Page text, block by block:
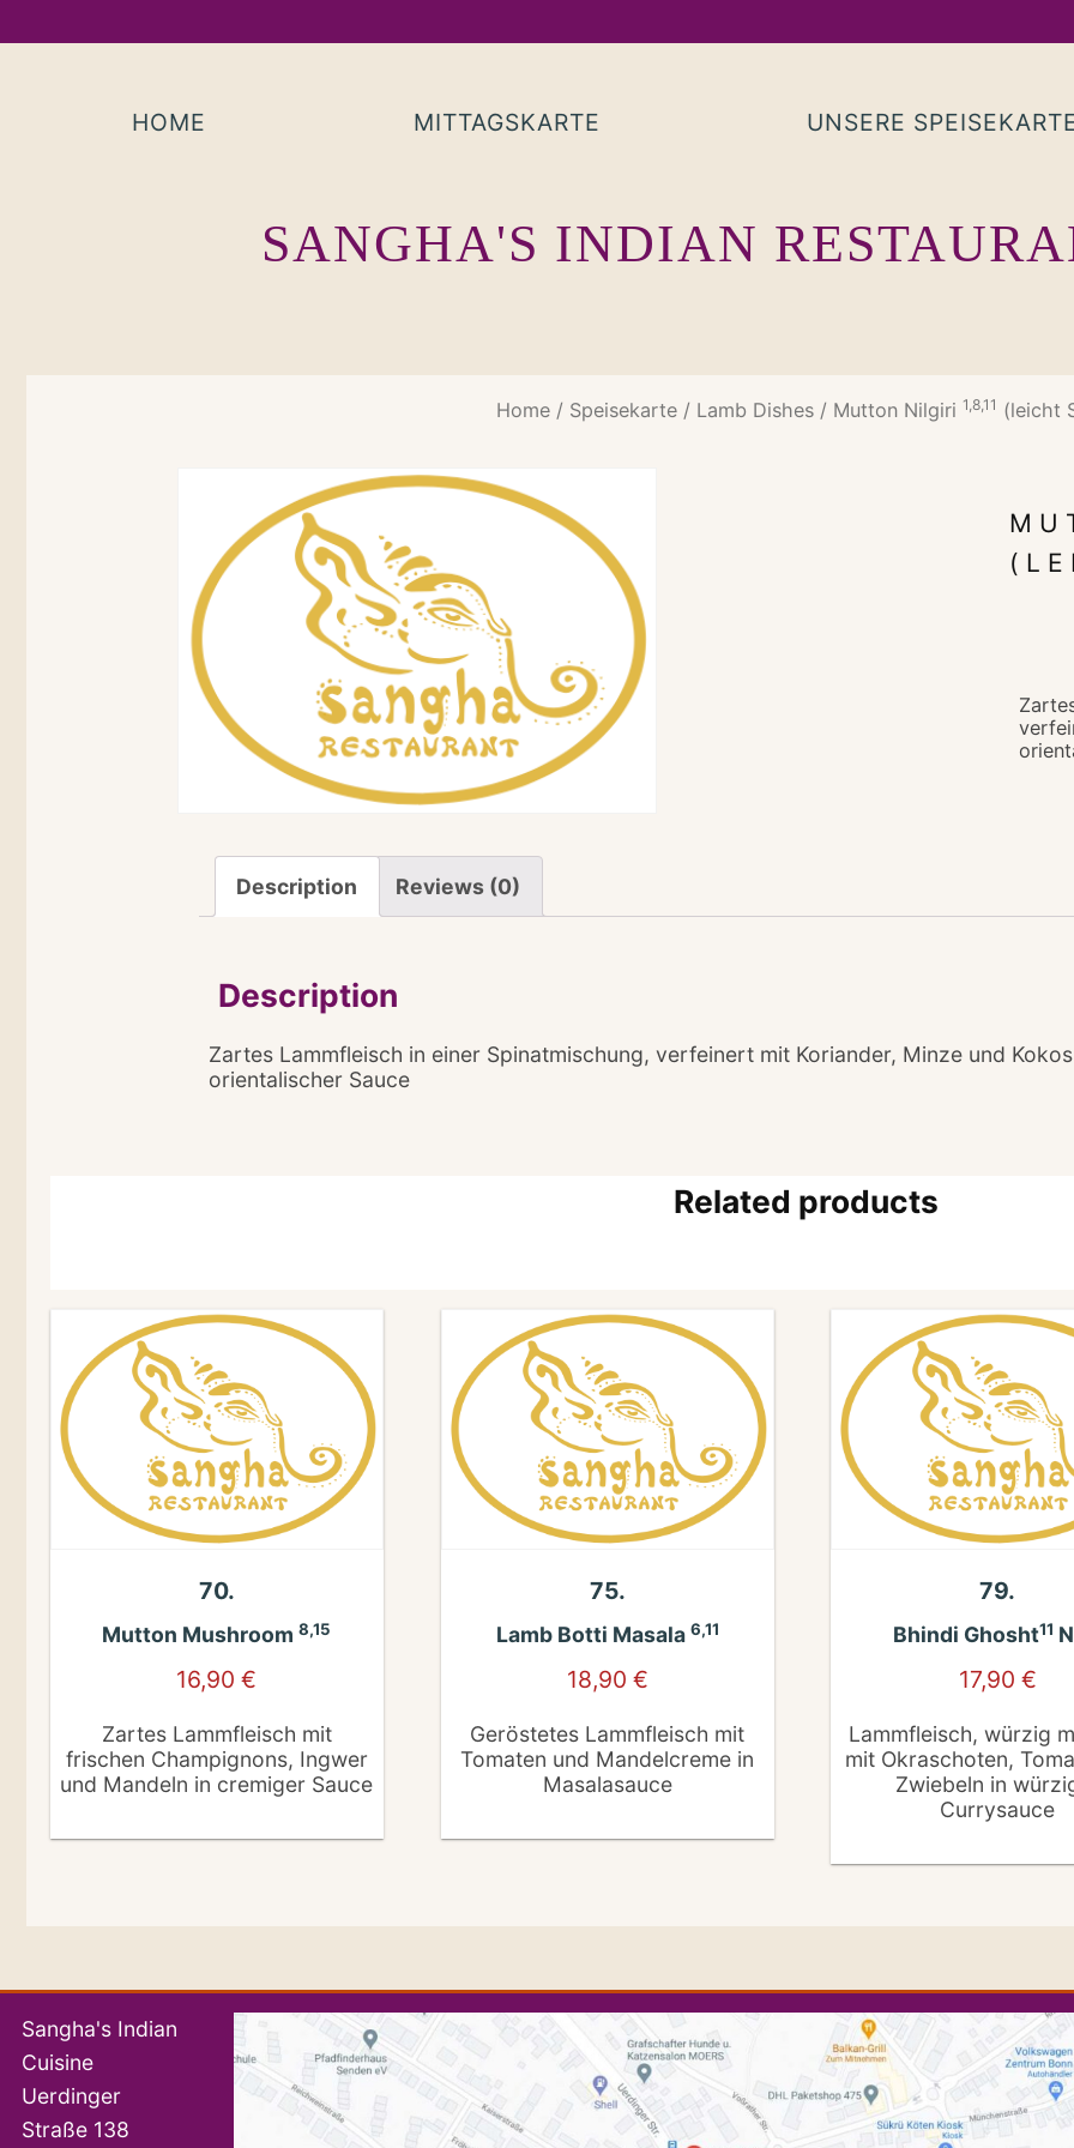
to
HOME MITTAGSKARTE UNSERE
SANGHA'S INDIAN
Home/ Speisekarte/ Lamb Dishes/ Mutton Nilgiri 1,8,11 (leicht
Description Reviews (0)
Description
Zartes Lammfleisch in einer Spinatmischung, verfeinert mit Koriander, Minze und
orientalischer Sauce
Related products
70.
Mutton Mushroom8,15
16,90€
Zartes Lammfleisch mit
frischen Champignons, Ingwer
und Mandeln in cremiger Sauce
75.
Lamb Botti Masala 6,11
18,90 €
Geröstetes Lammfleisch mit
Tomaten und Mandelcreme in
Masalasauce
79.
Bhindi Ghosht11
17,90 €
Lammfleisch, würzig
mit Okraschoten,
Zwiebeln in
Currysauce
Sangha's Indian
Cuisine
Uerdinger
Straße 138